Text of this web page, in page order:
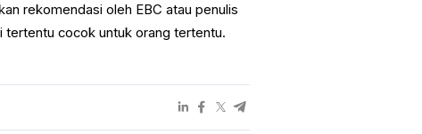
rekomendasi oleh EBC atau penulis
tertentu cocok untuk orang tertentu.